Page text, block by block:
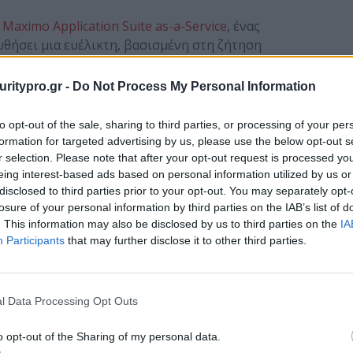
- Do Not Process My Personal Information
opt-out of the sale, sharing to third parties, or processing of your
for targeted advertising by us, please use the below opt-out
selection. Please note that after your opt-out request is processed
interest-based ads based on personal information utilized by us
to third parties prior to your opt-out. You may separately
of your personal information by third parties on the IAB’s list of
This information may also be disclosed by us to third parties on the
Participants that may further disclose it to other third parties.
Data Processing Opt Outs
opt-out of the Sharing of my personal data.
Application Suite as-a-Service, ένας
μια ευέλικτη, βασισμένη στη ζήτηση
αξιοποιώντας την τεχνητή νοημοσύνη, ώστε
τον εξοπλισμό πιο αποτελεσματικά ή να
τις επιδιορθώσει πριν προκύψουν διακοπές
μοντέλο κατανάλωσης για αυτές τις εφαρμογές,
προτυποποίηση, ανάπτυξη εργαλείων
χρήση τους με την πάροδο του χρόνου με βάση
απαιτήσεις της παραγωγής.
AWS και 13 αρμοδιότητες AWS, οι
μπορούν να βοηθήσουν τους πελάτες να
ασφαλείς και πιο έξυπνες ροές εργασίας
συμπληρώνει το εκτεταμένο χαρτοφυλάκιο της
επί του παρόντος να αναπτυχθούν στο AWS
η προσωπική άδεια χρήσης (Bring Your